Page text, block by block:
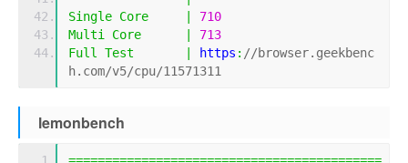
Single Core
710
Multi
Core
713
Full
Test https : //browser.geekbenc
h.com/v5/cpu/11571311
lemonbench